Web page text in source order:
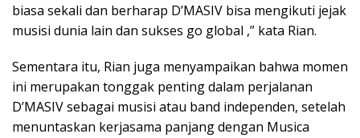
biasa sekali dan berharap D’MASIV bisa mengikuti jejak
musisi dunia lain dan sukses go global ,” kata Rian.
Sementara itu, Rian juga menyampaikan bahwa momen
ini merupakan tonggak penting dalam perjalanan
D’MASIV sebagai musisi atau band independen, setelah
menuntaskan kerjasama panjang dengan Musica